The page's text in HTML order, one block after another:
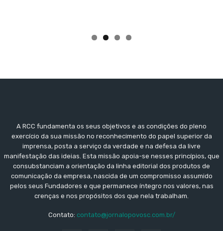
A RCC fundamenta os seus objetivos e as condições do pleno
exercício da sua missão no reconhecimento do papel superior da
imprensa, posta a serviço da verdade e na defesa da livre
manifestação das ideias. Esta missão apoia-se nesses princípios, que
consubstanciam a orientação da linha editorial dos produtos de
comunicação da empresa, nascida de um compromisso assumido
pelos seus Fundadores e que permanece íntegro nos valores, nas
crenças e nos propósitos dos que nela trabalham.
Contato: contato@jornalopovosc.com.br/